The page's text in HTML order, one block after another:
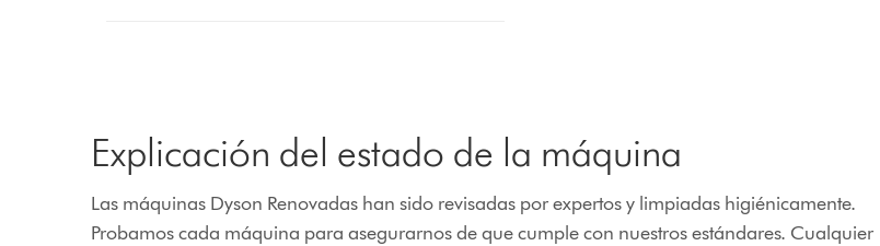
Explicación del estado de la máquina
Las máquinas Dyson Renovadas han sido revisadas por expertos y limpiadas higiénicamente.
Probamos cada máquina para asegurarnos de que cumple con nuestros estándares. Cualquier